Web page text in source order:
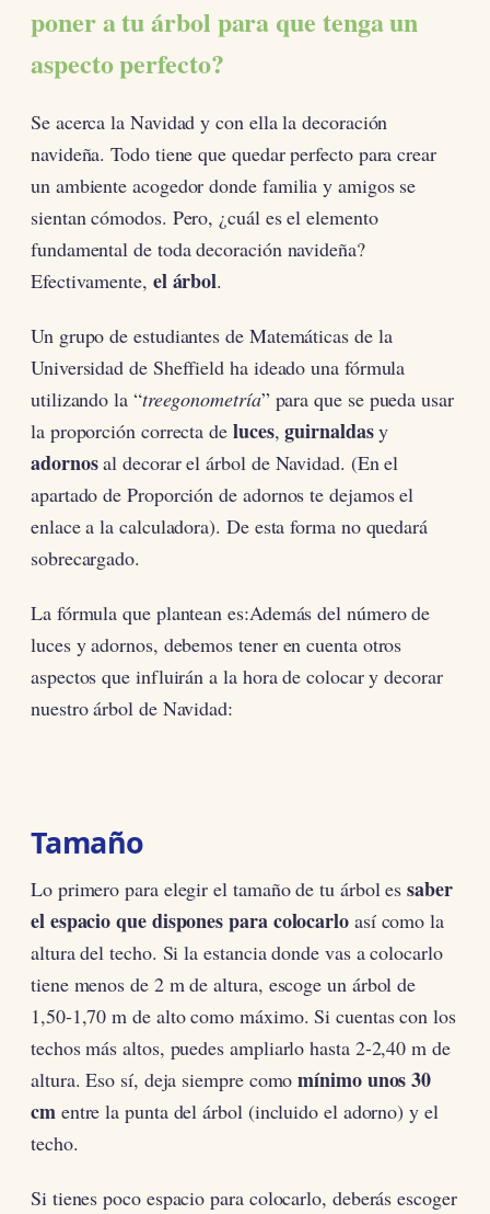
poner a tu árbol para que tenga un
aspecto perfecto?
Se acerca la Navidad y con ella la decoración
navideña. Todo tiene que quedar perfecto para crear
un ambiente acogedor donde familia y amigos se
sientan cómodos. Pero, ¿cuál es el elemento
fundamental de toda decoración navideña?
Efectivamente, el árbol.
Un grupo de estudiantes de Matemáticas de la
Universidad de Sheffield ha ideado una fórmula
utilizando la “treegonometría” para que se pueda usar
la proporción correcta de luces,guirnaldasy
adornosal decorar el árbol de Navidad. (En el
apartado de Proporción de adornos te dejamos el
enlace a la calculadora). De esta forma no quedará
sobrecargado.
La fórmula que plantean es:Además del número de
luces y adornos, debemos tener en cuenta otros
aspectos que influirán a la hora de colocar y decorar
nuestro árbol de Navidad:
Tamaño
Lo primero para elegir el tamaño de tu árbol es saber
el espacio que dispones para colocarloasí como la
altura del techo. Si la estancia donde vas a colocarlo
tiene menos de 2 m de altura, escoge un árbol de
1,50-1,70 m de alto como máximo. Si cuentas con los
techos más altos, puedes ampliarlo hasta 2-2,40 m de
altura. Eso sí, deja siempre como mínimo unos 30
cmentre la punta del árbol (incluido el adorno) y el
techo.
Si tienes poco espacio para colocarlo, deberás escoger